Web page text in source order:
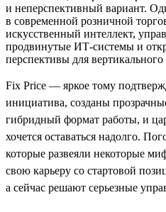
и неперспективный вариант.
в современной розничной
искусственный интеллект,
продвинутые ИТ-системы и
перспективы для вертикального
Fix Price — яркое тому
инициатива, созданы
гибридный формат работы, и
хочется оставаться надолго.
которые развеяли некоторые
свою карьеру со стартовой
а сейчас решают серьезные